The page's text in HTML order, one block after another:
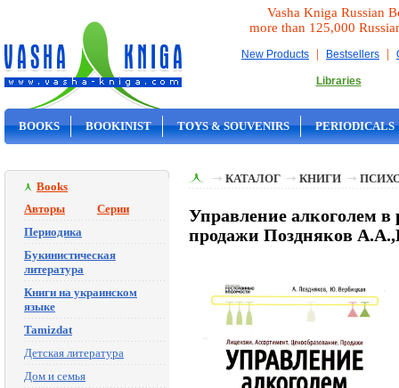
Vasha Kniga Russian
more than 125,000
New Products | Bestsellers |
Libraries
BOOKS BOOKINIST TOYS & SOUVENIRS PERIODICALS
Books
Авторы
Серии
Периодика
Букинистическая
литература
Книги на украинском
языке
Tamizdat
Детская литература
Дом и семья
КАТАЛОГ КНИГИ
Управление алкоголем в
продажи Поздняков